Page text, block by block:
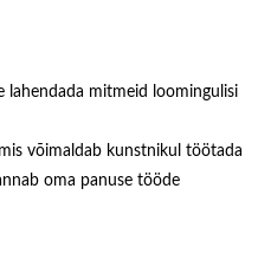
lahendada mitmeid loomingulisi
võimaldab kunstnikul töötada
oma panuse tööde